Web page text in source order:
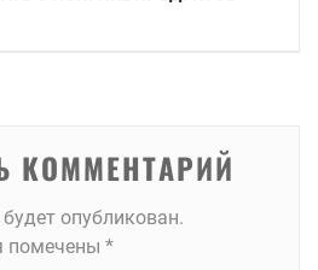
КОММЕНТАРИЙ
опубликован.
помечены *